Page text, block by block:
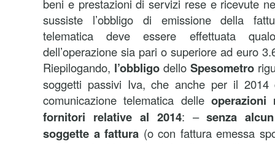
beni e prestazioni di servizi rese e ricevute
sussiste l’obbligo di emissione della
telematica deve essere effettuata
dell’operazione sia pari o superiore ad euro
Riepilogando, l’obbligodello Spesometro
soggetti passivi Iva, che anche per il 2014
comunicazione telematica delle
fornitori relative al 2014: –senza
soggette a fattura (o con fattura emessa